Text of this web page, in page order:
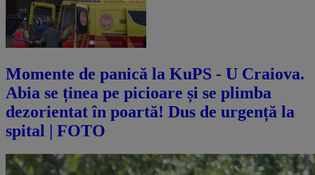
Momente de panică la KuPS - U Craiova.
Abia se ținea pe picioare și se plimba
dezorientat în poartă! Dus de urgență la
spital | FOTO